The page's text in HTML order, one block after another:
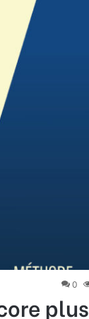
0
plus